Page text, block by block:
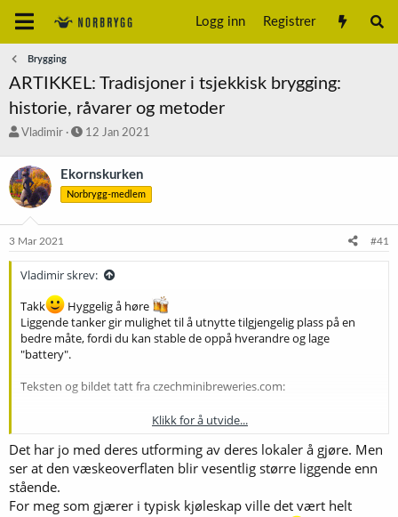
Logg inn Registrer
Brygging
ARTIKKEL: Tradisjoner i tsjekkisk brygging:
historie, råvarer og metoder
T
å
d
s
a
r
t
e
Vladimir
S
r
t
a
o
12 Jan 2021
Ekornskurken
Norbrygg-medlem
3 Mar 2021 #41
Vladimir skrev:
Takk
Hyggelig å høre
Liggende tanker gir mulighet til å utnytte tilgjengelig plass på en
bedre måte, fordi du kan stable de oppå hverandre og lage
"battery".
Teksten og bildet tatt fra czechminibreweries.com:
Why choose beer maturation tanks with horizontal
orientation ?
The advantage is saving place. In the same area we can place a greater
number of tanks, if they are arranged in the battery, i.e. in several rows
Klikk for å utvide...
Det har jo med deres utforming av deres lokaler å gjøre. Men
ser at den væskeoverflaten blir vesentlig større liggende enn
stående.
For meg som gjærer i typisk kjøleskap ville det vært helt